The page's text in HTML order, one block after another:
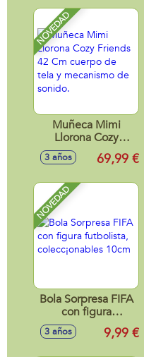
NOVEDAD
Muñeca Mimi
Llorona Cozy
Friends 42 Cm
cuerpo de tela y
sonido.
3 años 69,99 €
NOVEDAD
Bola Sorpresa FIFA
con figura
futbolista,
colecc¡onables
3 años 9,99 €